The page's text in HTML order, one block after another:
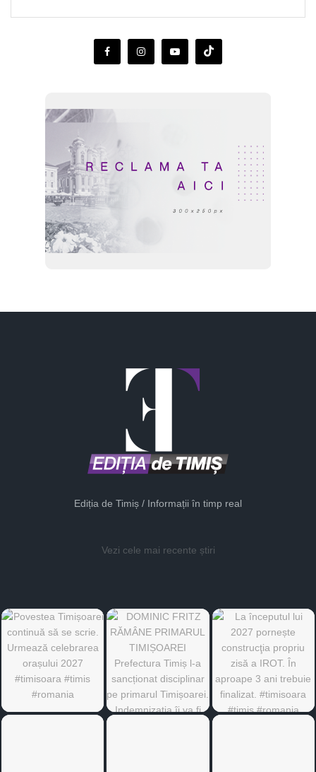
Ediția de Timiș / Informații în timp real
Vezi cele mai recente știri